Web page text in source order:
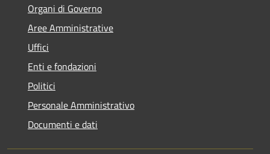
Organi di Governo
Aree Amministrative
Uffici
Enti e fondazioni
Politici
Personale Amministrativo
Documenti e dati